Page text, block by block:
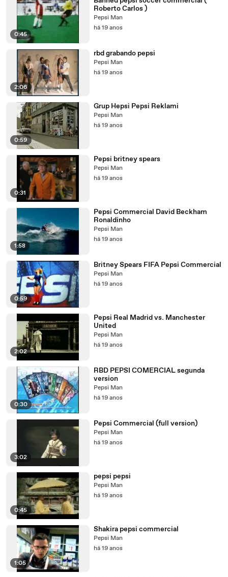
0:45
Roberto Carlos )
Pepsi Man
há 19 anos
2:06
rbd grabando pepsi
Pepsi Man
há 19 anos
0:59
Grup Hepsi Pepsi Reklami
Pepsi Man
há 19 anos
0:31
Pepsi britney spears
Pepsi Man
há 19 anos
1:58
Pepsi Commercial David Beckham
Ronaldinho
Pepsi Man
há 19 anos
0:59
Britney Spears FIFA Pepsi Commercial
Pepsi Man
há 19 anos
2:02
Pepsi Real Madrid vs. Manchester
United
Pepsi Man
há 19 anos
0:30
RBD PEPSI COMERCIAL segunda
version
Pepsi Man
há 19 anos
3:02
Pepsi Commercial (full version)
Pepsi Man
há 19 anos
0:45
pepsi pepsi
Pepsi Man
há 19 anos
1:05
Shakira pepsi commercial
Pepsi Man
há 19 anos